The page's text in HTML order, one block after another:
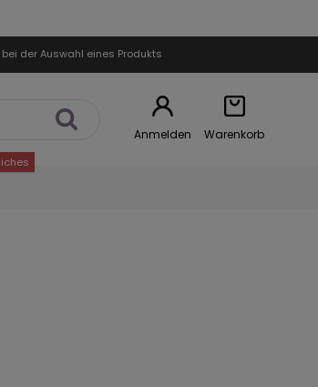
der Auswahl eines Produkts
Anmelden Warenkorb